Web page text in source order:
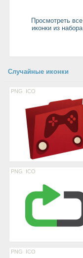
Просмотреть все
иконки из набора
Случайные иконки
PNG ICO
PNG ICO
PNG ICO